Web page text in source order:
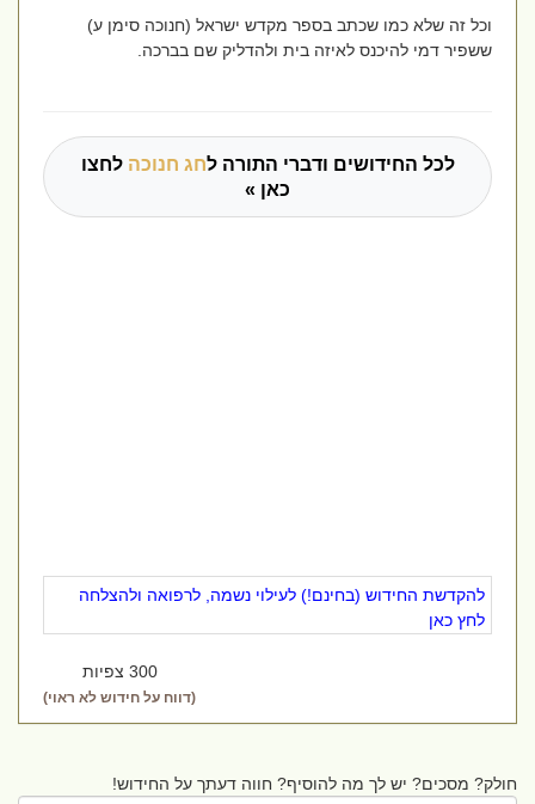
וכל זה שלא כמו שכתב בספר מקדש ישראל (חנוכה סימן ע)
ששפיר דמי להיכנס לאיזה בית ולהדליק שם בברכה.
לכל החידושים ודברי התורה לחג חנוכהלחצו
כאן »
להקדשת החידוש (בחינם!) לעילוי נשמה, לרפואה ולהצלחה
לחץ כאן
300 צפיות
(דווח על חידוש לא ראוי)
חולק? מסכים? יש לך מה להוסיף? חווה דעתך על החידוש!